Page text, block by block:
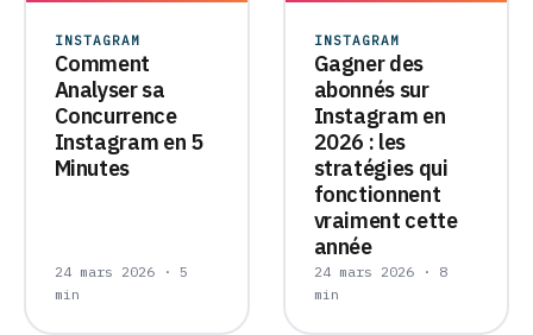
INSTAGRAM
Comment
Analyser sa
Concurrence
Instagram en 5
Minutes
24 mars 2026 · 5
min
INSTAGRAM
Gagner des
abonnés sur
Instagram en
2026 : les
stratégies qui
fonctionnent
vraiment cette
année
24 mars 2026 · 8
min